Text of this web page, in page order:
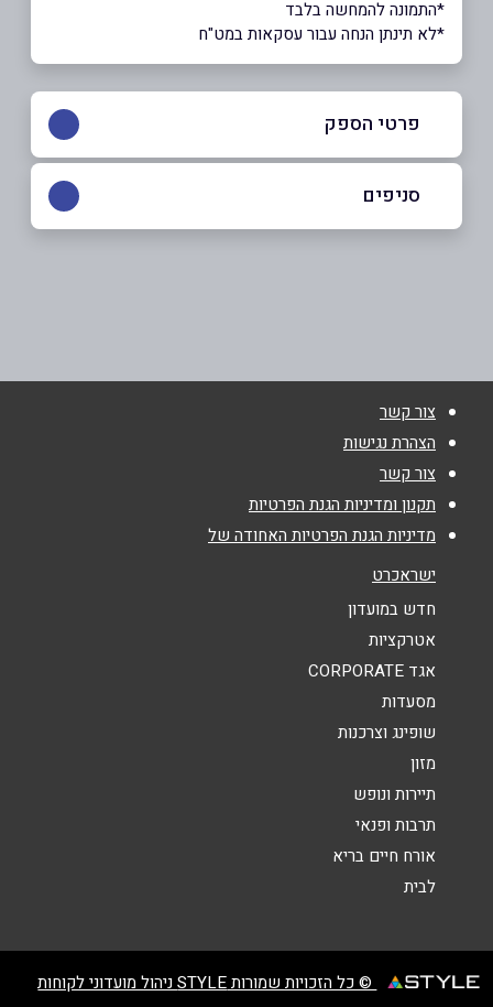
*התמונה להמחשה בלבד
*לא תינתן הנחה עבור עסקאות במט"ח
פרטי הספק
נושא*
אנא חזרו אלי בקשר ל...
סניפים
צור קשר
הצהרת נגישות
צור קשר
תקנון ומדיניות הגנת הפרטיות
מדיניות הגנת הפרטיות האחודה של
ישראכרט
חדש במועדון
אטרקציות
אגד CORPORATE
מסעדות
שופינג וצרכנות
מזון
תיירות ונופש
תרבות ופנאי
אורח חיים בריא
לבית
© כל הזכויות שמורות STYLE ניהול מועדוני לקוחות